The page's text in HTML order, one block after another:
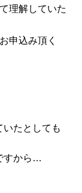
理解していた
申込み頂く
たとしても
すから…